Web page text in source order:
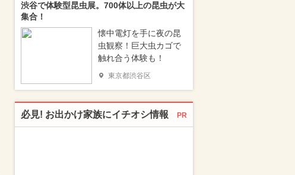
渋谷で体験型昆虫展。700体以上の昆虫が大
集合！
懐中電灯を手に夜の昆
虫観察！巨大虫カゴで
触れ合う体験も！
東京都渋谷区
必見! お出かけ家族にイチオシ情報 PR